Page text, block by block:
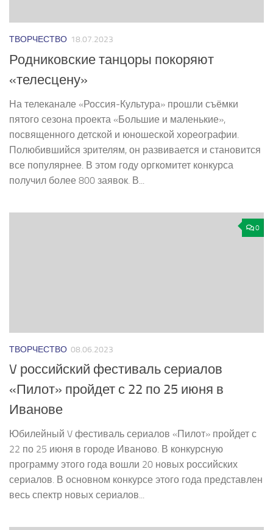
ТВОРЧЕСТВО 18.07.2023
Родниковские танцоры покоряют
«телесцену»
На телеканале «Россия-Культура» прошли съёмки
пятого сезона проекта «Большие и маленькие»,
посвященного детской и юношеской хореографии.
Полюбившийся зрителям, он развивается и становится
все популярнее. В этом году оргкомитет конкурса
получил более 800 заявок. В...
0
ТВОРЧЕСТВО 08.06.2023
V российский фестиваль сериалов
«Пилот» пройдет с 22 по 25 июня в
Иванове
Юбилейный V фестиваль сериалов «Пилот» пройдет с
22 по 25 июня в городе Иваново. В конкурсную
программу этого года вошли 20 новых российских
сериалов. В основном конкурсе этого года представлен
весь спектр новых сериалов...